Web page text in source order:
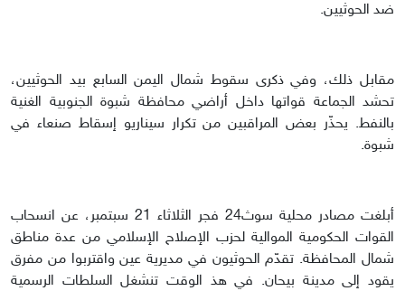
ضد الحوثيين.
مقابل ذلك، وفي ذكرى سقوط شمال اليمن السابع بيد الحوثيين،
تحشد الجماعة قواتها داخل أراضي محافظة شبوة الجنوبية الغنية
بالنفط. يحذّر بعض المراقبين من تكرار سيناريو إسقاط صنعاء في
شبوة.
أبلغت مصادر محلية سوث24 فجر الثلاثاء 21 سبتمبر، عن انسحاب
القوات الحكومية الموالية لحزب الإصلاح الإسلامي من عدة مناطق
شمال المحافظة. تقدّم الحوثيون في مديرية عين واقتربوا من مفرق
يقود إلى مدينة بيحان. في هذ الوقت تنشغل السلطات الرسمية